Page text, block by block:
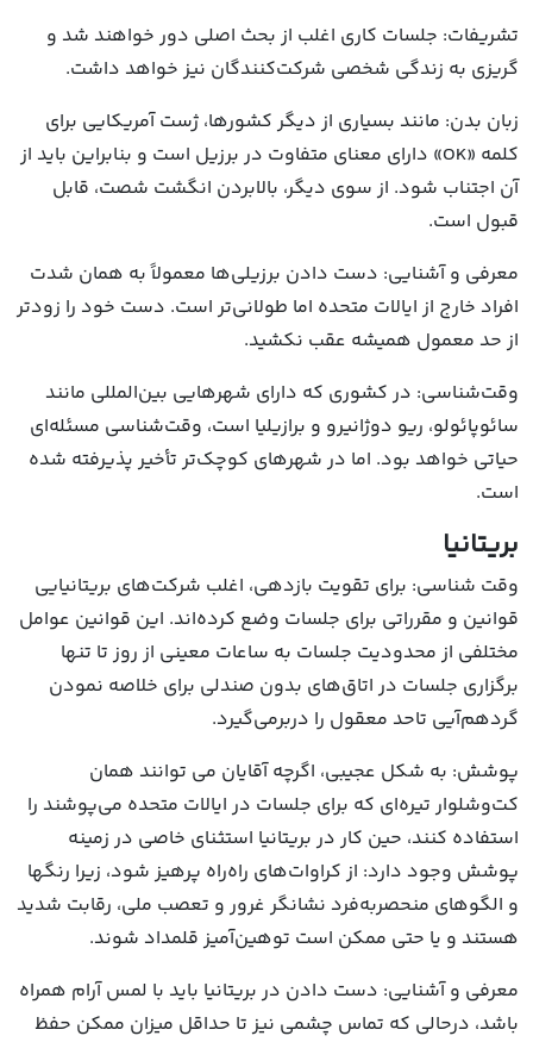
تشریفات: جلسات کاری اغلب از بحث اصلی دور خواهند شد و
گریزی به زندگی شخصی شرکت‌کنندگان نیز خواهد داشت.
زبان بدن: مانند بسیاری از دیگر کشورها، ژست آمریکایی برای
کلمه «OK» دارای معنای متفاوت در برزیل است و بنابراین باید از
آن اجتناب شود. از سوی دیگر، بالابردن انگشت شصت، قابل
قبول است.
معرفی و آشنایی: دست دادن برزیلی‌ها معمولاً به همان شدت
افراد خارج از ایالات متحده اما طولانی‌تر است. دست خود را زودتر
از حد معمول همیشه عقب نکشید.
وقت‌شناسی: در کشوری که دارای شهرهایی بین‌المللی مانند
سائوپائولو، ریو دوژانیرو و برازیلیا است، وقت‌شناسی مسئله‌ای
حیاتی خواهد بود. اما در شهرهای کوچک‌تر تأخیر پذیرفته شده
است.
بریتانیا
وقت شناسی: برای تقویت بازدهی، اغلب شرکت‌های بریتانیایی
قوانین و مقرراتی برای جلسات وضع کرده‌اند. این قوانین عوامل
مختلفی از محدودیت جلسات به ساعات معینی از روز تا تنها
برگزاری جلسات در اتاق‌های بدون صندلی برای خلاصه نمودن
گردهم‌آیی تاحد معقول را دربرمی‌گیرد.
پوشش: به شکل عجیبی، اگرچه آقایان می توانند همان
کت‌وشلوار تیره‌ای که برای جلسات در ایالات متحده می‌پوشند را
استفاده کنند، حین کار در بریتانیا استثنای خاصی در زمینه
پوشش وجود دارد: از کراوات‌های راه‌راه پرهیز شود، زیرا رنگ‎ها
و الگوهای منحصربه‌فرد نشانگر غرور و تعصب ملی، رقابت شدید
هستند و یا حتی ممکن است توهین‌آمیز قلمداد شوند.
معرفی و آشنایی: دست دادن در بریتانیا باید با لمس آرام همراه
باشد، درحالی که تماس چشمی نیز تا حداقل میزان ممکن حفظ